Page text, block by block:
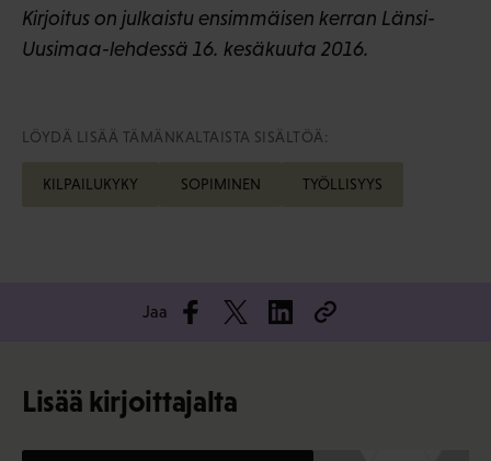
Kirjoitus on julkaistu ensimmäisen kerran Länsi-
Uusimaa-lehdessä 16. kesäkuuta 2016.
LÖYDÄ LISÄÄ TÄMÄNKALTAISTA SISÄLTÖÄ:
KILPAILUKYKY SOPIMINEN TYÖLLISYYS
Jaa
Lisää kirjoittajalta